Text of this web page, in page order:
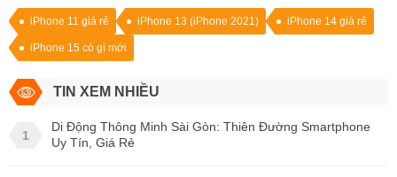
iPhone 11 giá rẻ iPhone 13 (iPhone 2021) iPhone 14 giá rẻ
iPhone 15 có gì mới
TIN XEM NHIỀU
1
Di Động Thông Minh Sài Gòn: Thiên Đường Smartphone
Uy Tín, Giá Rẻ